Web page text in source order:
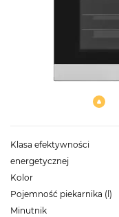
Klasa efektywności
energetycznej
Kolor
Pojemność piekarnika (l)
Minutnik